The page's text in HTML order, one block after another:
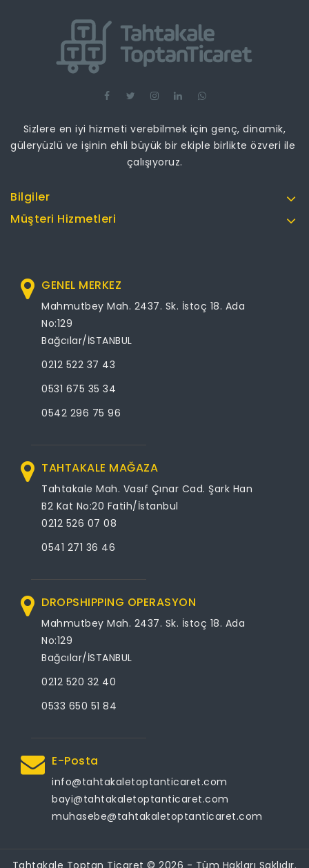
Sizlere en iyi hizmeti verebilmek için genç, dinamik,
güleryüzlü ve işinin ehli büyük bir ekiple birlikte özveri ile
çalışıyoruz.
Bilgiler
Müşteri Hizmetleri
GENEL MERKEZ
Mahmutbey Mah. 2437. Sk. İstoç 18. Ada
No:129
Bağcılar/İSTANBUL
0212 522 37 43
0531 675 35 34
0542 296 75 96
TAHTAKALE MAĞAZA
Tahtakale Mah. Vasıf Çınar Cad. Şark Han
B2 Kat No:20 Fatih/İstanbul
0212 526 07 08
0541 271 36 46
DROPSHIPPING OPERASYON
Mahmutbey Mah. 2437. Sk. İstoç 18. Ada
No:129
Bağcılar/İSTANBUL
0212 520 32 40
0533 650 51 84
E-Posta
info@tahtakaletoptanticaret.com
bayi@tahtakaletoptanticaret.com
muhasebe@tahtakaletoptanticaret.com